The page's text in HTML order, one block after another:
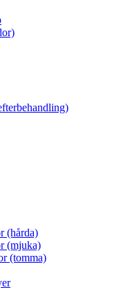
(hårda)
(mjuka)
(tomma)